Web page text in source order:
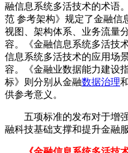
融信息系统多活技术的术语
范 参考架构》规定了金融信
视图、架构体系、业务流量
容。《金融信息系统多活技
信息系统多活技术的应用场
容。《金融业数据能力建设
标》则分别从金融数据治理
供参考意义。
五项标准的发布对于增
融科技基础支撑和提升金融